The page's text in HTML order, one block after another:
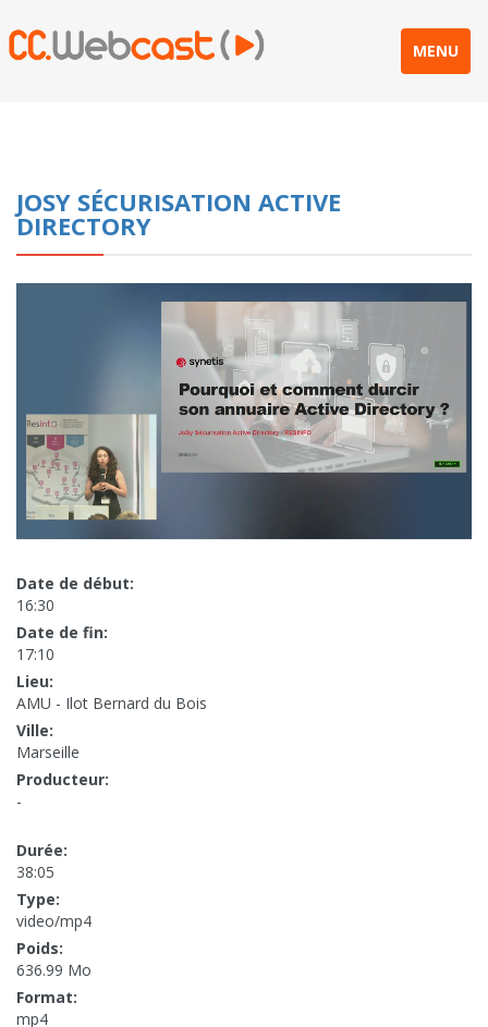
MENU
JOSY SÉCURISATION ACTIVE
DIRECTORY
Date de début:
16:30
Date de fin:
17:10
Lieu:
AMU - Ilot Bernard du Bois
Ville:
Marseille
Producteur:
-
Durée:
38:05
Type:
video/mp4
Poids:
636.99 Mo
Format:
mp4